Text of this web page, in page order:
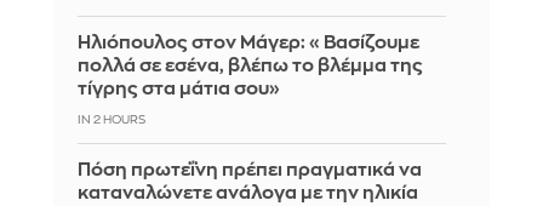
Ηλιόπουλος στον Μάγερ: «Βασίζουμε
πολλά σε εσένα, βλέπω το βλέμμα της
τίγρης στα μάτια σου»
IN 2 HOURS
Πόση πρωτεΐνη πρέπει πραγματικά να
καταναλώνετε ανάλογα με την ηλικία